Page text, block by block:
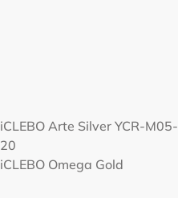
iCLEBO Arte Silver YCR-M05-
20
iCLEBO Omega Gold